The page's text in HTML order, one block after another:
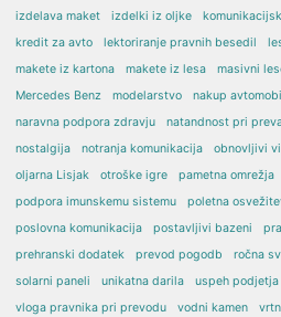
izdelava maket
izdelki iz oljke
kredit za avto
lektoriranje pravnih besedil
makete iz kartona
makete iz lesa
masivni
Mercedes Benz
modelarstvo
nakup
naravna podpora zdravju
natandnost pri
nostalgija
notranja komunikacija
obnovljivi
oljarna Lisjak
otroške igre
pametna omrežja
podpora imunskemu sistemu
poletna
poslovna komunikacija
postavljivi bazeni
prehranski dodatek
prevod pogodb
ročna
solarni paneli
unikatna darila
uspeh podjetja
vloga pravnika pri prevodu
vodni kamen